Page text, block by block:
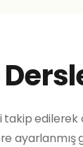
edilerek
ayarlanmış